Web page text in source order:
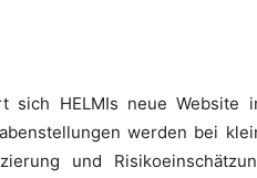
sich HELMIs neue Website
werden bei
und